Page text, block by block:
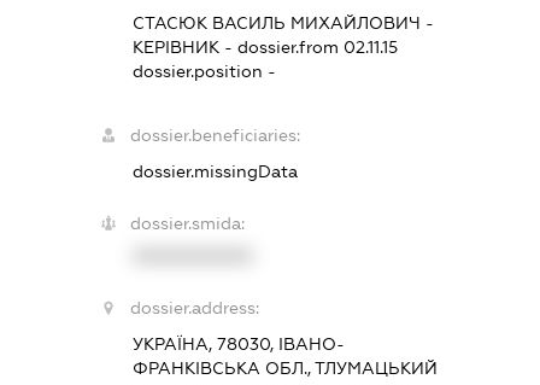
СТАСЮК ВАСИЛЬ МИХАЙЛОВИЧ -
КЕРІВНИК - dossier.from 02.11.15
dossier.position -
dossier.beneficiaries:
dossier.missingData
dossier.smida:
dossier.address:
УКРАЇНА, 78030, ІВАНО-
ФРАНКІВСЬКА ОБЛ., ТЛУМАЦЬКИЙ